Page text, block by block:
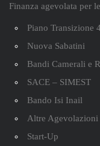
Finanza agevolata per
Piano Transizione
Nuova Sabatini
Bandi Camerali e
SACE – SIMEST
Bando Isi Inail
Altre Agevolazioni
Start-Up